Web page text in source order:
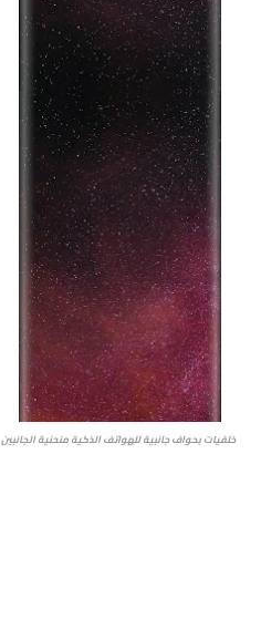
خلفيات بحواف جانبية للهواتف الذكية منحنية الجانبين